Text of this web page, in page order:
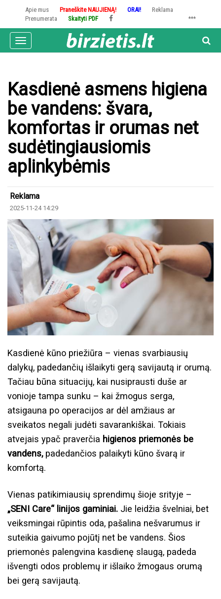
turinį
Apie mus Praneškite NAUJIENĄ! ORAI!
Reklama
Prenumerata
Skaityti PDF ***
Toggle
navigation
Kasdienė asmens higiena
be vandens: švara,
komfortas ir orumas net
sudėtingiausiomis
aplinkybėmis
Reklama
2025-11-24 14:29
Kasdienė kūno priežiūra – vienas svarbiausių
dalykų, padedančių išlaikyti gerą savijautą ir orumą.
Tačiau būna situacijų, kai nusiprausti duše ar
vonioje tampa sunku – kai žmogus serga,
atsigauna po operacijos ar dėl amžiaus ar
sveikatos negali judėti savarankiškai. Tokiais
atvejais ypač praverčia higienos priemonės be
vandens,padedančios palaikyti kūno švarą ir
komfortą.
Vienas patikimiausių sprendimų šioje srityje –
„SENI Care“ linijos gaminiai. Jie leidžia švelniai, bet
veiksmingai rūpintis oda, pašalina nešvarumus ir
suteikia gaivumo pojūtį net be vandens. Šios
priemonės palengvina kasdienę slaugą, padeda
išvengti odos problemų ir išlaiko žmogaus orumą
bei gerą savijautą.